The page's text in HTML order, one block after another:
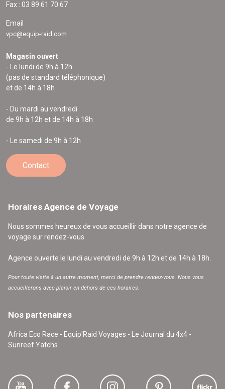
Fax : 03 89 61 70 67
Email
vpc@equip-raid.com
Magasin ouvert
- Le lundi de 9h à 12h
(pas de standard téléphonique)
et de 14h à 18h
- Du mardi au vendredi
de 9h à 12h et de 14h à 18h
- Le samedi de 9h à 12h
Contact
Horaires Agence de Voyage
Nous sommes heureux de vous accueillir dans notre agence de
voyage sur rendez-vous.
Agence ouverte le lundi au vendredi de 9h à 12h et de 14h à 18h.
Pour toute visite à un autre moment, merci de prendre rendez-vous. Nous vous
accueillerons avec plaisir en dehors de ces horaires.
Nos partenaires
Africa Eco Race - Equip'Raid Voyages - Le Journal du 4x4 -
Sunreef Yatchs